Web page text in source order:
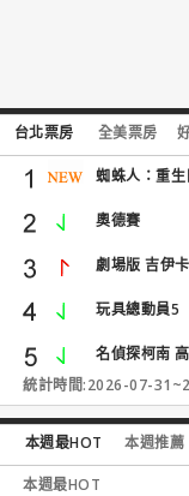
台北票房 全美票房
蜘蛛人：重生
奧德賽
劇場版 吉伊
玩具總動員5
名偵探柯南
統計時間:2026-07-
本週最HOT 本週推薦
本週最HOT